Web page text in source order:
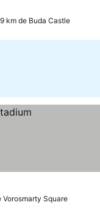
km de Buda Castle
Vorosmarty Square